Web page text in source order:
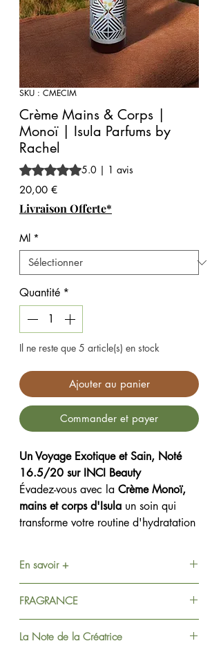
SKU : CMECIM
Crème Mains & Corps |
Monoï | Isula Parfums by
Rachel
La note est de 5.0 sur cinq étoiles selon 1
5.0 | 1 avis
20,00 €Prix
Livraison Offerte*
Ml *
Quantité *
Il ne reste que 5 article(s) en stock
Ajouter au panier
Commander et payer
Un Voyage Exotique et Sain, Noté
16.5/20 sur INCI Beauty
Évadez-vous avec la Crème Monoï,
mains et corps d'Isula un soin qui
transforme votre routine d'hydratation
Beauty, cette crème garantit une
zéro colorant et zéro phénoxyéthanol
pour respecter votre peau au
quotidien.
En savoir +
au Monoï est un produit cosmétique
parfumé à la fleur de Tiaré, une fleur
blanche originaire de Polynésie
FRAGRANCE
"Monoï" est une ode à la lumière et à
La Note de la Créatrice